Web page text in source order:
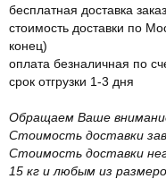
бесплатная доставка
стоимость доставки по
конец)
оплата безналичная по
срок отгрузки 1-3 дня
Обращаем Ваше
Стоимость доставки
Стоимость доставки
15 кг и любым из